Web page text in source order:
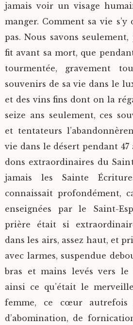
jamais voir un visage
manger. Comment sa vie
pas. Nous savons
fit avant sa mort, que
tourmentée, gravement
souvenirs de sa vie dans le
et des vins fins dont on la
seize ans seulement, ces
et tentateurs
vie dans le désert pendant 47
dons extraordinaires du
jamais les Sainte
connaissait profondément,
enseignées par le Saint-
prière était si
dans les airs, assez haut, et
avec larmes, suspendue
bras et mains levés vers le
ainsi ce qu’était le
femme, ce cœur autrefois
d’abomination, de